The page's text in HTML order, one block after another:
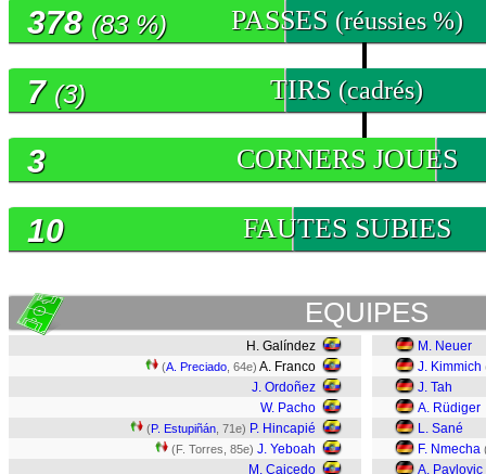
PASSES (réussies %)
378 (83 %)
TIRS (cadrés)
7 (3)
CORNERS JOUES
3
FAUTES SUBIES
10
EQUIPES
H. Galíndez
(A. Preciado , 64e) A. Franco
J. Ordoñez
W. Pacho
(P. Estupiñán , 71e) P. Hincapié
(F. Torres, 85e) J. Yeboah
M. Caicedo
M. Neuer
J. Kimmich
J. Tah
A. Rüdiger
L. Sané
F. Nmecha
A. Pavlovic